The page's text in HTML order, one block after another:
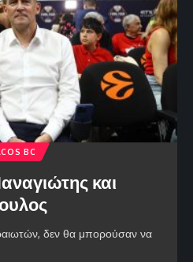
BC
και
δεν θα μπορούσαν να